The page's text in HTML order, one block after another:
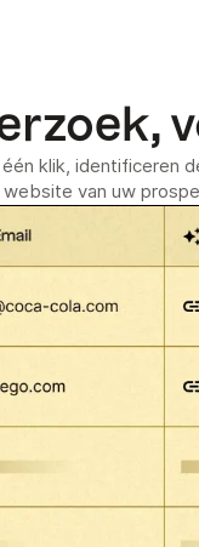
klik, identificeren
van uw